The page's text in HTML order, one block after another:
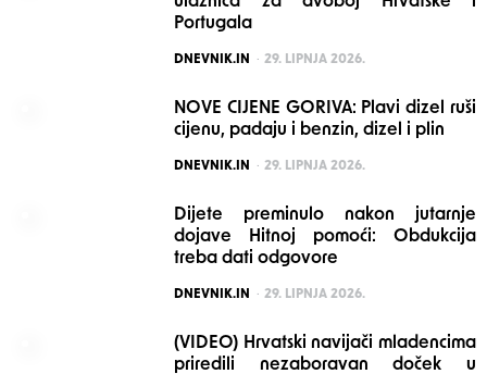
Portugala
POSTED
DNEVNIK.IN 29. LIPNJA 2026.
NOVE CIJENE GORIVA: Plavi dizel ruši
cijenu, padaju i benzin, dizel i plin
POSTED
DNEVNIK.IN 29. LIPNJA 2026.
Dijete preminulo nakon jutarnje
dojave Hitnoj pomoći: Obdukcija
treba dati odgovore
POSTED
DNEVNIK.IN 29. LIPNJA 2026.
(VIDEO) Hrvatski navijači mladencima
priredili nezaboravan doček u